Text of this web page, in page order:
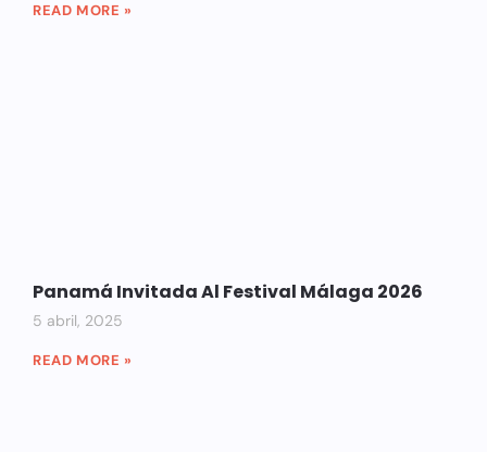
READ MORE »
Panamá Invitada Al Festival Málaga 2026
5 abril, 2025
READ MORE »